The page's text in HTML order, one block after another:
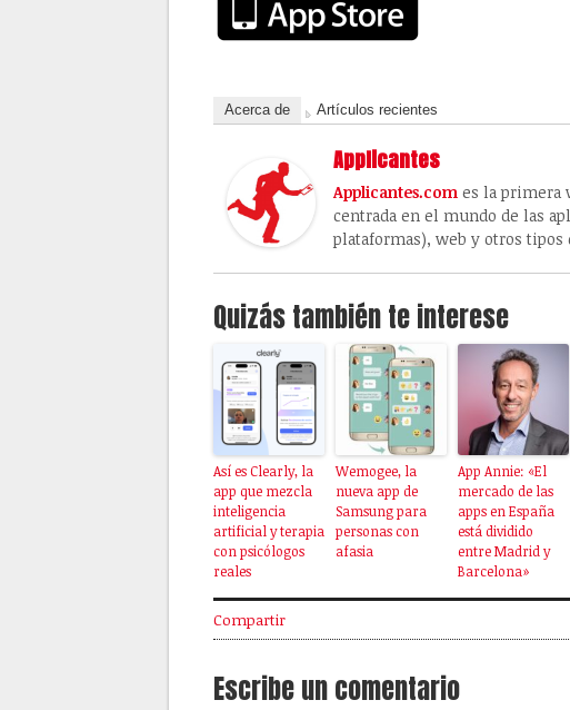
Acerca de Artículos recientes
Applicantes
Applicantes.com es la primera
centrada en el mundo de las
plataformas), web y otros tipos
Quizás también te interese
Así es Clearly, la
app que mezcla
inteligencia
artificial y terapia
con psicólogos
reales
Wemogee, la
nueva app de
Samsung para
personas con
afasia
App Annie: «El
mercado de las
apps en España
está dividido
entre Madrid y
Barcelona»
Compartir
Escribe un comentario